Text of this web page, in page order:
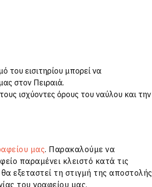
του εισιτηρίου μπορεί να
στον Πειραιά.
ισχύοντες όρους του ναύλου και την
μας. Παρακαλούμε να
παραμένει κλειστό κατά τις
εξεταστεί τη στιγμή της αποστολής
του γραφείου μας.